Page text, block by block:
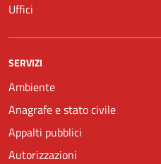
Uffici
SERVIZI
Ambiente
Anagrafe e stato civile
Appalti pubblici
Autorizzazioni